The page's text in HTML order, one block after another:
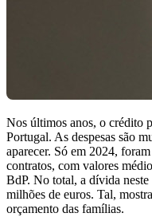
Nos últimos anos, o crédito
Portugal. As despesas são
aparecer. Só em 2024,
contratos, com valores
BdP. No total, a dívida
milhões de euros. Tal,
orçamento das famílias.